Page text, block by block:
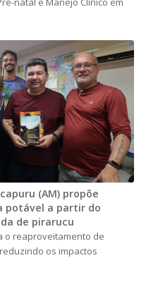
(AM) propõe
potável a partir do
de pirarucu
o reaproveitamento de
os impactos